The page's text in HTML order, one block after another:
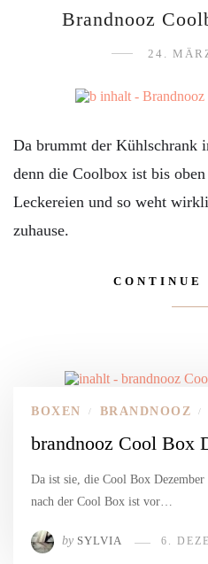
Brandnooz
24.
Da brummt der Kühlschrank
denn die Coolbox ist bis
Leckereien und so weht
zuhause.
CONTINUE
BOXEN / BRANDNOOZ /
brandnooz Cool Box
Da ist sie, die Cool Box Dezember
nach der Cool Box ist vor…
by SYLVIA 6.